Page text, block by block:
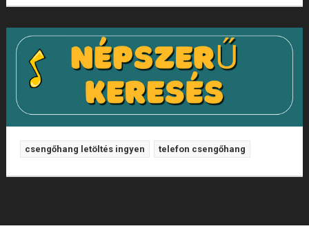
csengőhang letöltés ingyen telefon csengőhang